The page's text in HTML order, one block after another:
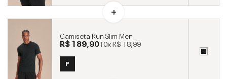
Camiseta Run Slim Men
R$ 189,9010xR$ 18,99
P